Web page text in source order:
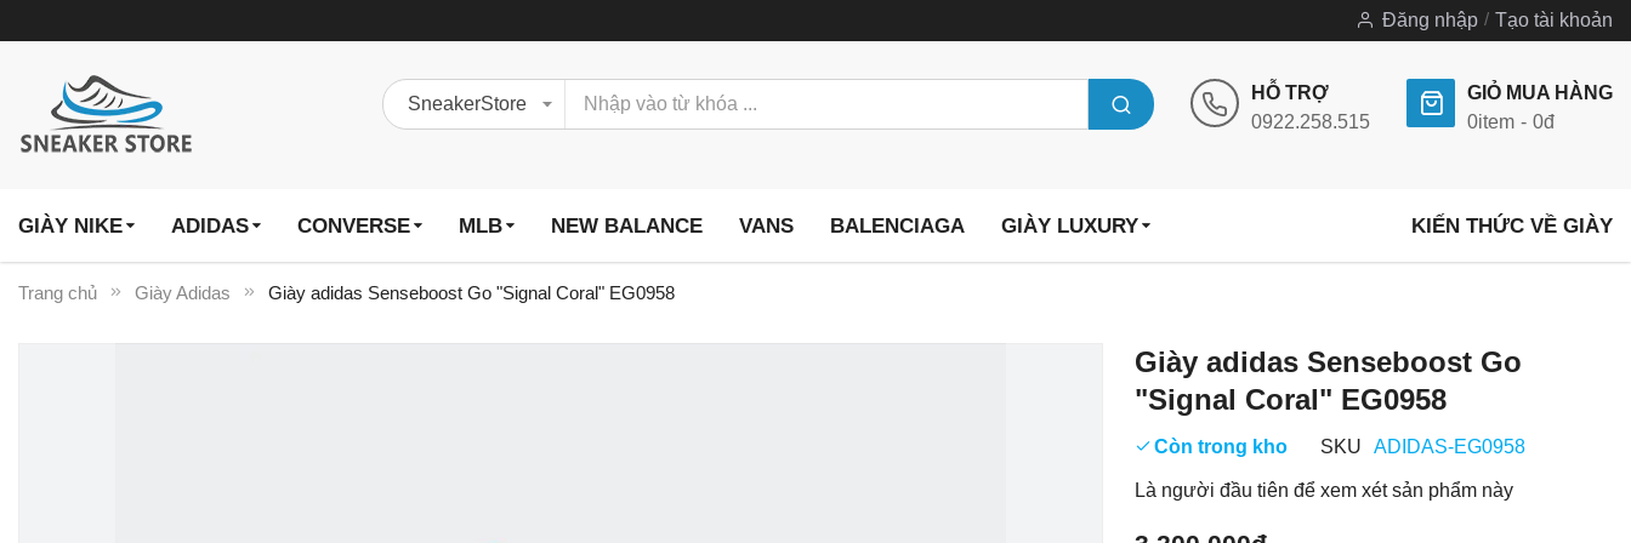
Đăng nhập Tạo tài khoản
HỖ TRỢ
0922.258.515
GIỎ MUA HÀNG
0item 0đ
GIÀY NIKE ADIDAS CONVERSE MLB NEW BALANCE VANS BALENCIAGA GIÀY LUXURY KIẾN THỨC VỀ GIÀY
Trang chủ Giày Adidas Giày adidas Senseboost Go "Signal Coral" EG0958
Giày adidas Senseboost Go
"Signal Coral" EG0958
Còn trong kho SKU ADIDAS-EG0958
Là người đầu tiên để xem xét sản phẩm này
Chuyển